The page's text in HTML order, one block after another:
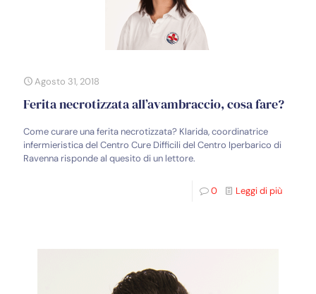
Agosto 31, 2018
Ferita necrotizzata all’avambraccio, cosa fare?
Come curare una ferita necrotizzata? Klarida, coordinatrice
infermieristica del Centro Cure Difficili del Centro Iperbarico di
Ravenna risponde al quesito di un lettore.
0 Leggi di più